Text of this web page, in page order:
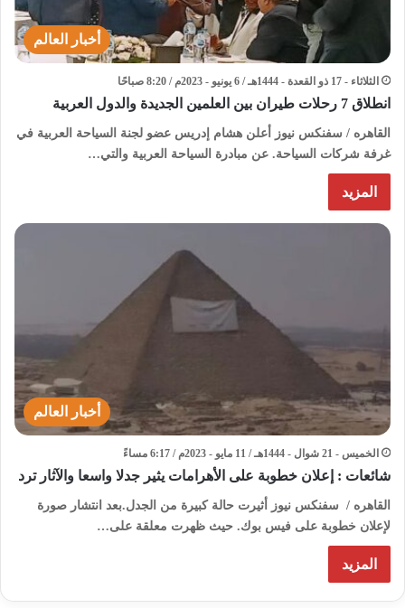
أخبار العالم
الثلاثاء - 17 ذو القعدة - 1444هـ / 6 يونيو - 2023م / 8:20 صباحًا
انطلاق 7 رحلات طيران بين العلمين الجديدة والدول العربية
القاهره / سفنكس نيوز أعلن هشام إدريس عضو لجنة السياحة العربية في
غرفة شركات السياحة. عن مبادرة السياحة العربية والتي…
المزيد
أخبار العالم
الخميس - 21 شوال - 1444هـ / 11 مايو - 2023م / 6:17 مساءً
شائعات : إعلان خطوبة على الأهرامات يثير جدلا واسعا والآثار ترد
القاهره / سفنكس نيوز أثيرت حالة كبيرة من الجدل.بعد انتشار صورة
لإعلان خطوبة على فيس بوك. حيث ظهرت معلقة على…
المزيد